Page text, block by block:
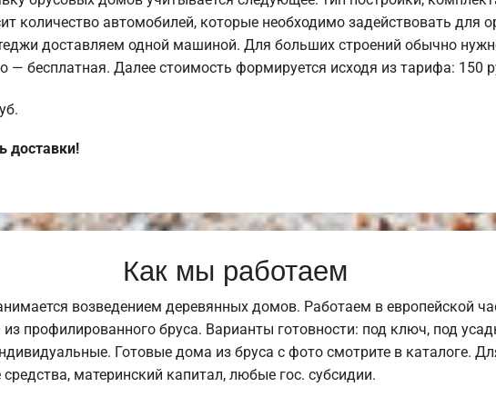
количество автомобилей, которые необходимо задействовать для
доставляем одной машиной. Для больших строений обычно
— бесплатная. Далее стоимость формируется исходя из тарифа: 150
доставки!
Как мы работаем
возведением деревянных домов. Работаем в европейской
профилированного бруса. Варианты готовности: под ключ, под
Готовые дома из бруса с фото смотрите в каталоге.
материнский капитал, любые гос. субсидии.